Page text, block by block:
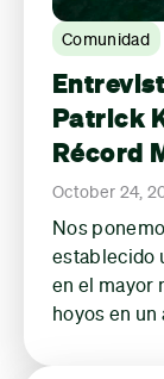
Comunidad
Patrick
Récord
October 24,
Nos
establecido
en el mayor
hoyos en un